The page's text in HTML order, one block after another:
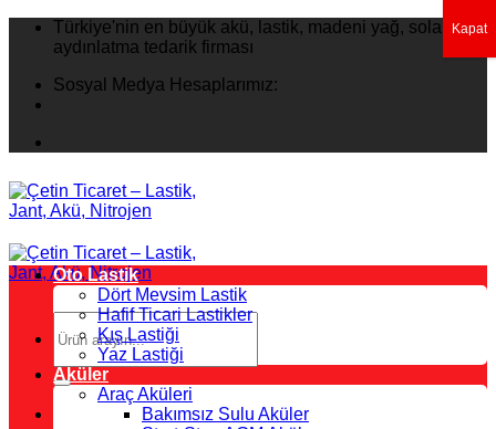
İçeriğeTürkiye'nin en büyük akü, lastik, madeni yağ, solar
aydınlatma tedarik firması
Sosyal Medya Hesaplarımız:
Ara:
Oto Lastik
Dört Mevsim Lastik
Hafif Ticari Lastikler
Kış Lastiği
Yaz Lastiği
Aküler
Araç Aküleri
Bakımsız Sulu Aküler
Kapat